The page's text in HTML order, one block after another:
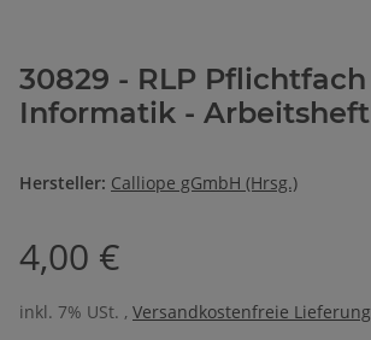
30829 - RLP Pflichtfach
Informatik - Arbeitsheft
Hersteller: Calliope gGmbH (Hrsg.)
4,00 €
inkl. 7% USt. , Versandkostenfreie Lieferung